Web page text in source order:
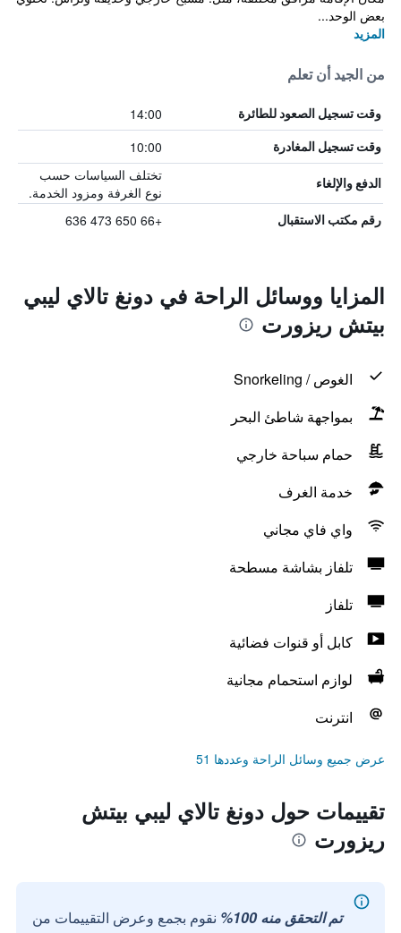
بعض الوحد...
المزيد
من الجيد أن تعلم
وقت تسجيل الصعود للطائرة 14:00
وقت تسجيل المغادرة 10:00
الدفع والإلغاء
تختلف السياسات حسب
نوع الغرفة ومزود الخدمة.
رقم مكتب الاستقبال +66 650 473 636
المزايا ووسائل الراحة في دونغ تالاي ليبي
بيتش ريزورت
الغوص / Snorkeling
بمواجهة شاطئ البحر
حمام سباحة خارجي
خدمة الغرف
واي فاي مجاني
تلفاز بشاشة مسطحة
تلفاز
كابل أو قنوات فضائية
لوازم استحمام مجانية
انترنت
عرض جميع وسائل الراحة وعددها 51
تقييمات حول دونغ تالاي ليبي بيتش
ريزورت
تم التحقق منه 100%
نقوم بجمع وعرض التقييمات من